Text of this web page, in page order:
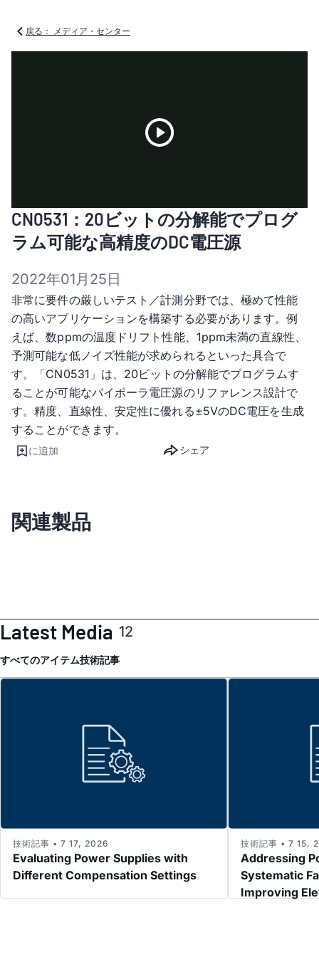
戻る： メディア・センター
Video
CN0531：20ビットの分解能でプログ
ラム可能な高精度のDC電圧源
2022年01月25日
非常に要件の厳しいテスト／計測分野では、極めて性能
の高いアプリケーションを構築する必要があります。例
えば、数ppmの温度ドリフト性能、1ppm未満の直線性、
予測可能な低ノイズ性能が求められるといった具合で
す。「CN0531」は、20ビットの分解能でプログラムす
ることが可能なバイポーラ電圧源のリファレンス設計で
す。精度、直線性、安定性に優れる±5VのDC電圧を生成
することができます。
に追加 シェア
関連製品
Latest Media 12
すべてのアイテム技術記事
Evaluating Power Supplies with
Different Compensation Settings
技術記事 • 7 17, 2026
Addressing
Systematic
Improving
技術記事 • 7 15,